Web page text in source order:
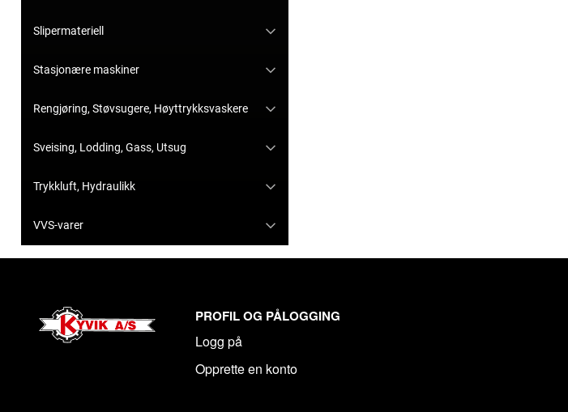
Slipermateriell
Stasjonære maskiner
Rengjøring, Støvsugere, Høyttrykksvaskere
Sveising, Lodding, Gass, Utsug
Trykkluft, Hydraulikk
VVS-varer
PROFIL OG PÅLOGGING
Logg på
Opprette en konto